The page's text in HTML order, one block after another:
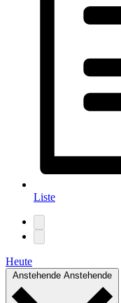
Liste
Heute
Anstehende Anstehende